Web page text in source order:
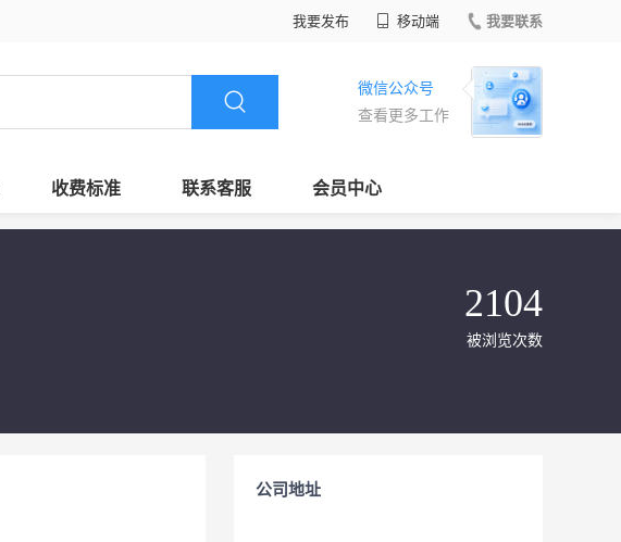
我要发布 移动端 我要联系
微信公众号
查看更多工作
收费标准 联系客服 会员中心
2104
被浏览次数
公司地址